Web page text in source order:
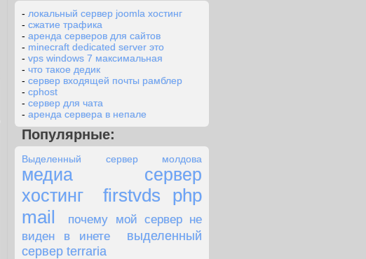
- локaльный сервер joomla хостинг
- сжатие трафика
- аренда серверов для сайтов
- minecraft dedicated server это
- vps windows 7 максимальная
- что такое дедик
- сервер входящей почты рамблер
- cphost
- сервер для чата
- аренда сервера в непале
Популярные:
Выделенный сервер молдова
медиа сервер
хостинг
firstvds php
mail
почему мой сервер не
виден в инете
выделенный
сервер terraria